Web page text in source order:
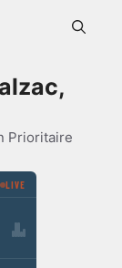
Prioritaire